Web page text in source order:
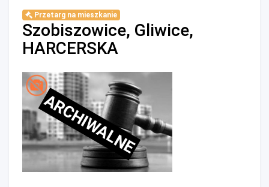
Przetarg na mieszkanie
Szobiszowice, Gliwice,
HARCERSKA
ARCHIWALNE